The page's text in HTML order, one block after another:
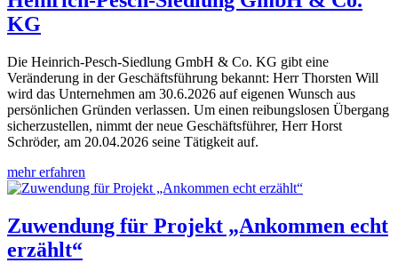
KG
Die Heinrich-Pesch-Siedlung GmbH & Co. KG gibt eine
Veränderung in der Geschäftsführung bekannt: Herr Thorsten Will
wird das Unternehmen am 30.6.2026 auf eigenen Wunsch aus
persönlichen Gründen verlassen. Um einen reibungslosen Übergang
sicherzustellen, nimmt der neue Geschäftsführer, Herr Horst
Schröder, am 20.04.2026 seine Tätigkeit auf.
mehr erfahren
Zuwendung für Projekt „Ankommen echt
erzählt“